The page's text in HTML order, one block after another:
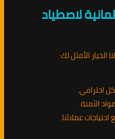
لاصطياد
الخيار الأمثل لك:
احترافي.
الآمنة.
عملائنا.